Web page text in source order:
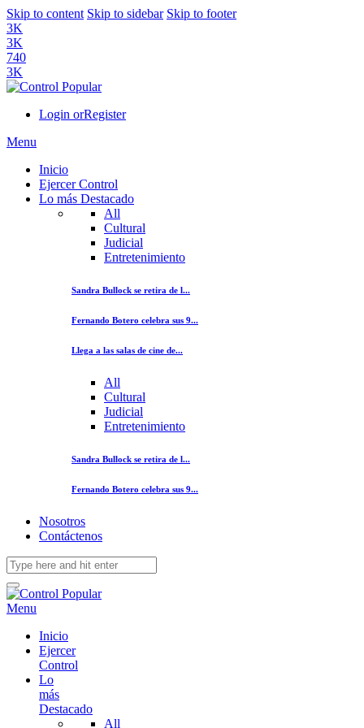
Skip to content Skip to sidebar Skip to footer
3K
3K
740
3K
Login orRegister
Menu
Inicio
Ejercer Control
Lo más Destacado
All
Cultural
Judicial
Entretenimiento
Sandra Bullock se retira de l...
Fernando Botero celebra sus 9...
Llega a las salas de cine de...
All
Cultural
Judicial
Entretenimiento
Sandra Bullock se retira de l...
Fernando Botero celebra sus 9...
Nosotros
Contáctenos
Menu
Inicio
Ejercer
Control
Lo
más
Destacado
All